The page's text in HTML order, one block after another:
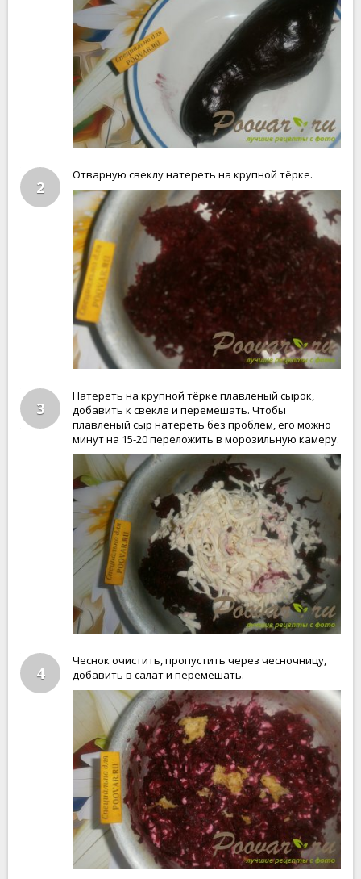
2
Отварную свеклу натереть на крупной тёрке.
3
Натереть на крупной тёрке плавленый сырок,
добавить к свекле и перемешать. Чтобы
плавленый сыр натереть без проблем, его можно
минут на 15-20 переложить в морозильную камеру.
4
Чеснок очистить, пропустить через чесночницу,
добавить в салат и перемешать.